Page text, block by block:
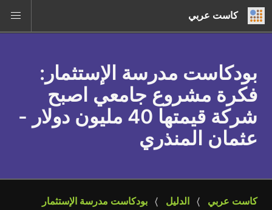
كاست عربي
بودكاست مدرسة الإستثمار :
فكرة مشروع جامعي اصبح
شركة قيمتها 40 مليون دولار -
عثمان المنذري
كاست عربي الدليل
بودكاست مدرسة الإستثمار